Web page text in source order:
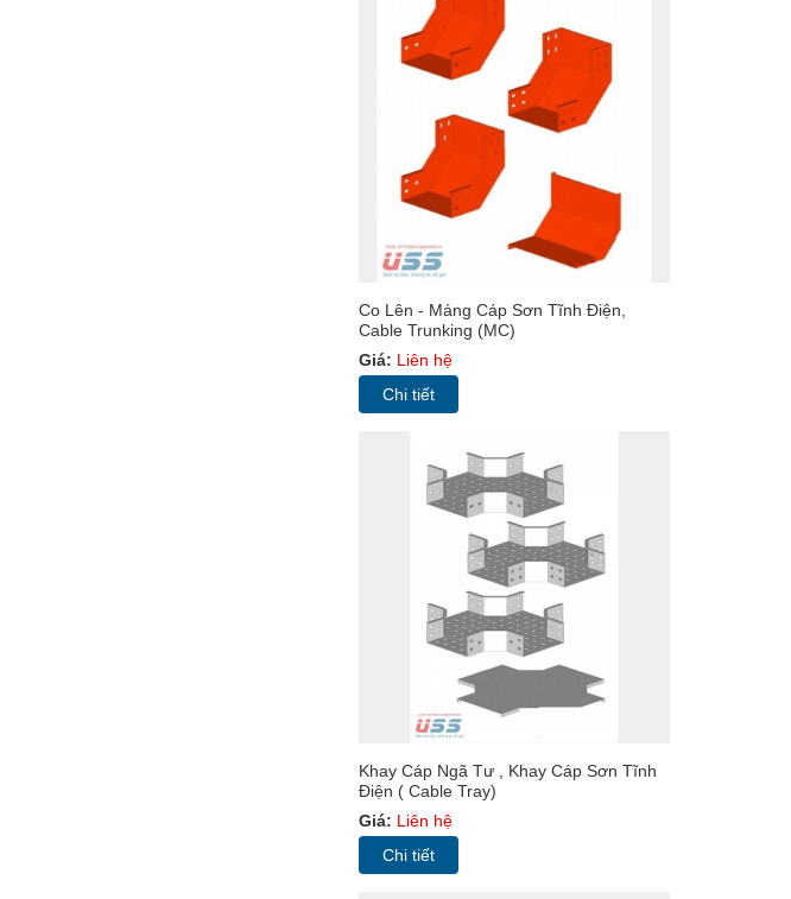
Co Lên - Máng Cáp Sơn Tĩnh Điện,
Cable Trunking (MC)
Giá: Liên hệ
Chi tiết
Khay Cáp Ngã Tư , Khay Cáp Sơn Tĩnh
Điện ( Cable Tray)
Giá: Liên hệ
Chi tiết